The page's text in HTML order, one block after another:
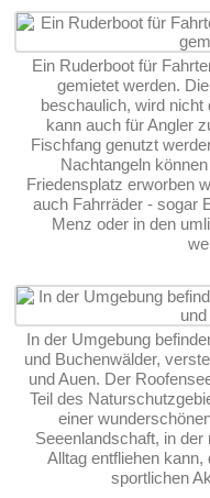
Ein Ruderboot für
gemietet werden.
beschaulich, wird nicht
kann auch für Angler
Fischfang genutzt
Nachtangeln
Friedensplatz erworben
auch Fahrräder - sogar
Menz oder in den
In der Umgebung
und Buchenwälder,
und Auen. Der
Teil des
einer
Seeenlandschaft, in der
Alltag entfliehen
sportlichen